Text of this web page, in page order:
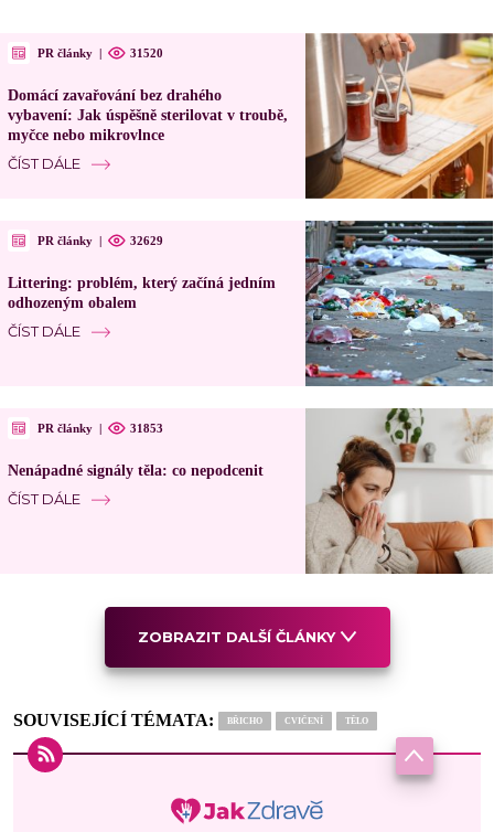
PR články | 31520
Domácí zavařování bez drahého
vybavení: Jak úspěšně sterilovat v troubě,
myčce nebo mikrovlnce
ČÍST DÁLE
PR články | 32629
Littering: problém, který začíná jedním
odhozeným obalem
ČÍST DÁLE
PR články | 31853
Nenápadné signály těla: co nepodcenit
ČÍST DÁLE
ZOBRAZIT DALŠÍ ČLÁNKY
SOUVISEJÍCÍ TÉMATA: BŘICHO CVIČENÍ TĚLO